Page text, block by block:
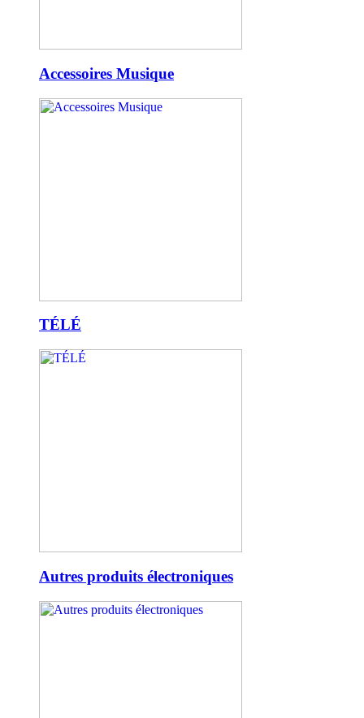
Accessoires Musique
TÉLÉ
Autres produits électroniques